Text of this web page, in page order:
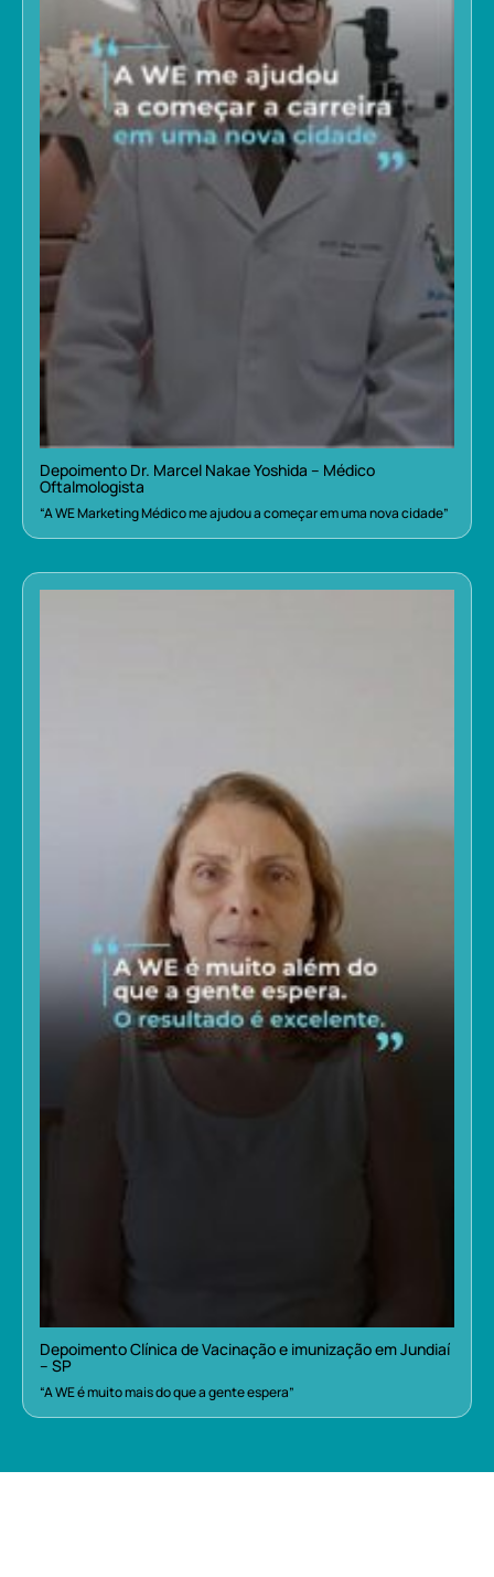
Depoimento Dr. Marcel Nakae Yoshida – Médico
Oftalmologista
“A WE Marketing Médico me ajudou a começar em uma nova cidade”
Depoimento Clínica de Vacinação e imunização em Jundiaí
– SP
“A WE é muito mais do que a gente espera”